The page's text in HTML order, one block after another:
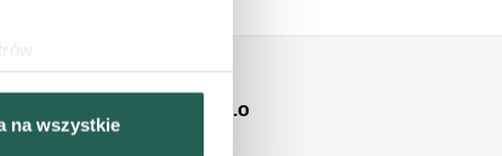
czyli
w
na wszystkie
Organique Sp. z o.o